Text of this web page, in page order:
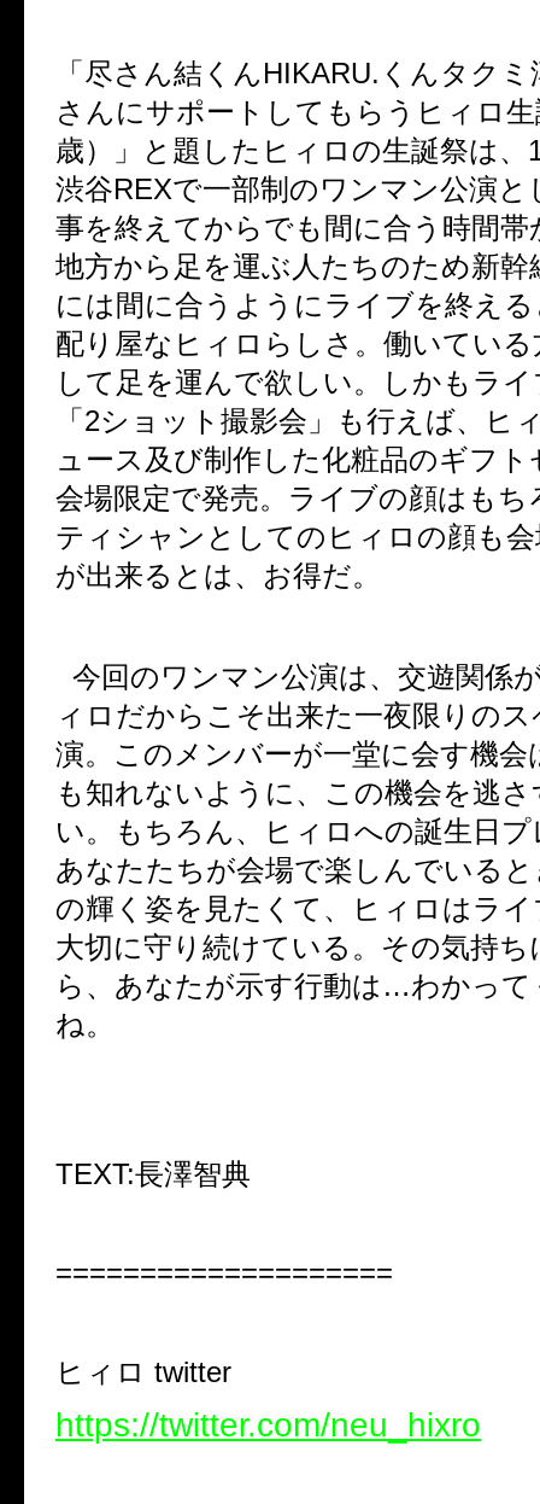
「尽さん結くんHIKARU. くんタクミ
さんにサポートしてもらうヒィロ
歳）」と題したヒィロの生誕祭は、
渋谷REXで一部制のワンマン公演と
事を終えてからでも間に合う時間帯
地方から足を運ぶ人たちのため新幹
には間に合うようにライブを終え
配り屋なヒィロらしさ。働いている
して足を運んで欲しい。しかもラ
「2ショット撮影会」も行えば、ヒ
ュース及び制作した化粧品のギフ
会場限定で発売。ライブの顔はもち
ティシャンとしてのヒィロの顔も
が出来るとは、お得だ。
今回のワンマン公演は、交遊関係
ィロだからこそ出来た一夜限りの
演。このメンバーが一堂に会す機会
も知れないように、この機会を逃
い。もちろん、ヒィロへの誕生日
あなたたちが会場で楽しんでいる
の輝く姿を見たくて、ヒィロはラ
大切に守り続けている。その気持
ら、あなたが示す行動は …わかっ
ね。
TEXT:長澤智典
====================
ヒィロ twitter
https://twitter.com/neu_hixro